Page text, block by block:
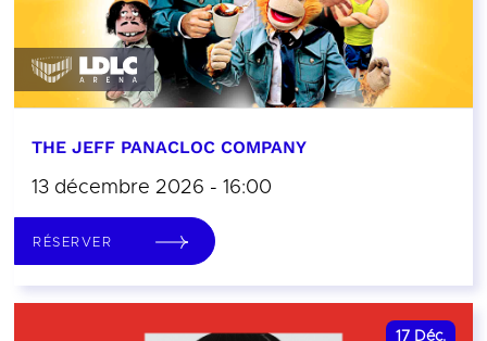
THE JEFF PANACLOC COMPANY
13 décembre 2026 - 16:00
RÉSERVER
17 Déc.